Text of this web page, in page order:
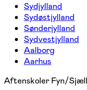
Sydjylland
Sydøstjylland
Sønderjylland
Sydvestjylland
Aalborg
Aarhus
Aftenskoler Fyn/